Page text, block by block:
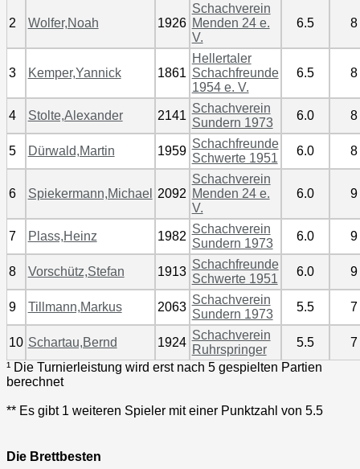
2 Wolfer,Noah 1926
Schachverein
Menden 24 e.
V.
6.5 8
3 Kemper,Yannick 1861
Hellertaler
Schachfreunde
1954 e. V.
6.5 8
4 Stolte,Alexander 2141
Schachverein
Sundern 1973
6.0 8
5 Dürwald,Martin 1959
Schachfreunde
Schwerte 1951
6.0 8
6 Spiekermann,Michael 2092
Schachverein
Menden 24 e.
V.
6.0 9
7 Plass,Heinz 1982
Schachverein
Sundern 1973
6.0 9
8 Vorschütz,Stefan 1913
Schachfreunde
Schwerte 1951
6.0 9
9 Tillmann,Markus 2063
Schachverein
Sundern 1973
5.5 7
10 Schartau,Bernd 1924
Schachverein
Ruhrspringer
5.5
7
¹ Die Turnierleistung wird erst nach 5 gespielten Partien
berechnet
** Es gibt 1 weiteren Spieler mit einer Punktzahl von 5.5
Die Brettbesten